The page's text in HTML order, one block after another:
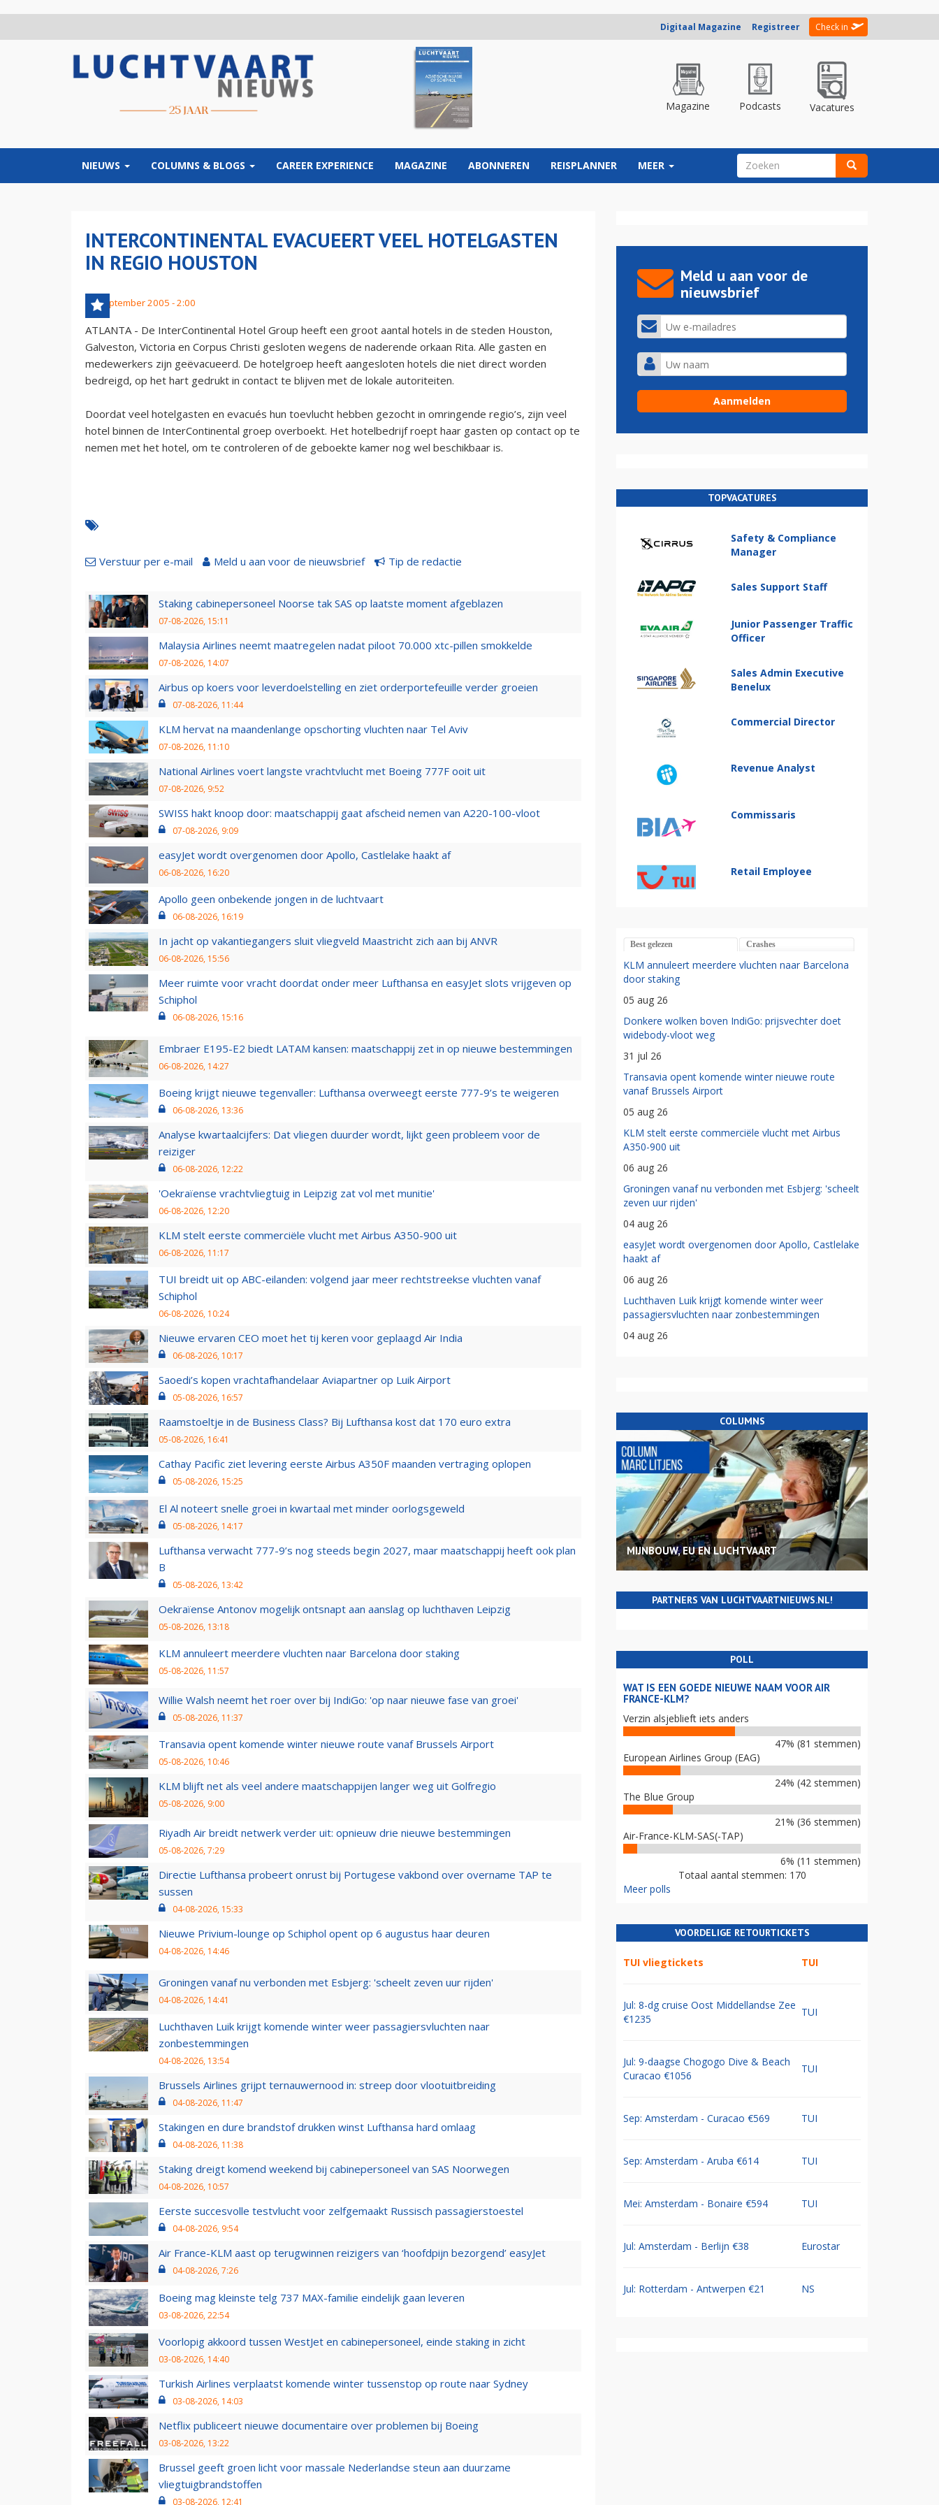
Digitaal Magazine Registreer Check in
Magazine Podcasts Vacatures
NIEUWS COLUMNS & BLOGS CAREER EXPERIENCE MAGAZINE ABONNEREN REISPLANNER MEER ZOEKVELD
INTERCONTINENTAL EVACUEERT VEEL HOTELGASTEN
IN REGIO HOUSTON
23 september 2005 - 2:00
ATLANTA - De InterContinental Hotel Group heeft een groot aantal hotels in de steden Houston,
Galveston, Victoria en Corpus Christi gesloten wegens de naderende orkaan Rita. Alle gasten en
medewerkers zijn geëvacueerd. De hotelgroep heeft aangesloten hotels die niet direct worden
bedreigd, op het hart gedrukt in contact te blijven met de lokale autoriteiten.
Doordat veel hotelgasten en evacués hun toevlucht hebben gezocht in omringende regio’s, zijn veel
hotel binnen de InterContinental groep overboekt. Het hotelbedrijf roept haar gasten op contact op te
nemen met het hotel, om te controleren of de geboekte kamer nog wel beschikbaar is.
Verstuur per e-mail Meld u aan voor de nieuwsbrief Tip de redactie
Staking cabinepersoneel Noorse tak SAS op laatste moment afgeblazen
07-08-2026, 15:11
Malaysia Airlines neemt maatregelen nadat piloot 70.000 xtc-pillen smokkelde
07-08-2026, 14:07
Airbus op koers voor leverdoelstelling en ziet orderportefeuille verder groeien
07-08-2026, 11:44
KLM hervat na maandenlange opschorting vluchten naar Tel Aviv
07-08-2026, 11:10
National Airlines voert langste vrachtvlucht met Boeing 777F ooit uit
07-08-2026, 9:52
SWISS hakt knoop door: maatschappij gaat afscheid nemen van A220-100-vloot
07-08-2026, 9:09
easyJet wordt overgenomen door Apollo, Castlelake haakt af
06-08-2026, 16:20
Apollo geen onbekende jongen in de luchtvaart
06-08-2026, 16:19
In jacht op vakantiegangers sluit vliegveld Maastricht zich aan bij ANVR
06-08-2026, 15:56
Meer ruimte voor vracht doordat onder meer Lufthansa en easyJet slots vrijgeven op
Schiphol
06-08-2026, 15:16
Embraer E195-E2 biedt LATAM kansen: maatschappij zet in op nieuwe bestemmingen
06-08-2026, 14:27
Boeing krijgt nieuwe tegenvaller: Lufthansa overweegt eerste 777-9’s te weigeren
06-08-2026, 13:36
Analyse kwartaalcijfers: Dat vliegen duurder wordt, lijkt geen probleem voor de
reiziger
06-08-2026, 12:22
'Oekraïense vrachtvliegtuig in Leipzig zat vol met munitie'
06-08-2026, 12:20
KLM stelt eerste commerciële vlucht met Airbus A350-900 uit
06-08-2026, 11:17
TUI breidt uit op ABC-eilanden: volgend jaar meer rechtstreekse vluchten vanaf
Schiphol
06-08-2026, 10:24
Nieuwe ervaren CEO moet het tij keren voor geplaagd Air India
06-08-2026, 10:17
Saoedi’s kopen vrachtafhandelaar Aviapartner op Luik Airport
05-08-2026, 16:57
Raamstoeltje in de Business Class? Bij Lufthansa kost dat 170 euro extra
05-08-2026, 16:41
Cathay Pacific ziet levering eerste Airbus A350F maanden vertraging oplopen
05-08-2026, 15:25
El Al noteert snelle groei in kwartaal met minder oorlogsgeweld
05-08-2026, 14:17
Lufthansa verwacht 777-9’s nog steeds begin 2027, maar maatschappij heeft ook plan
B
05-08-2026, 13:42
Oekraïense Antonov mogelijk ontsnapt aan aanslag op luchthaven Leipzig
05-08-2026, 13:18
KLM annuleert meerdere vluchten naar Barcelona door staking
05-08-2026, 11:57
Willie Walsh neemt het roer over bij IndiGo: 'op naar nieuwe fase van groei'
05-08-2026, 11:37
Transavia opent komende winter nieuwe route vanaf Brussels Airport
05-08-2026, 10:46
KLM blijft net als veel andere maatschappijen langer weg uit Golfregio
05-08-2026, 9:00
Riyadh Air breidt netwerk verder uit: opnieuw drie nieuwe bestemmingen
05-08-2026, 7:29
Directie Lufthansa probeert onrust bij Portugese vakbond over overname TAP te
sussen
04-08-2026, 15:33
Nieuwe Privium-lounge op Schiphol opent op 6 augustus haar deuren
04-08-2026, 14:46
Groningen vanaf nu verbonden met Esbjerg: 'scheelt zeven uur rijden'
04-08-2026, 14:41
Luchthaven Luik krijgt komende winter weer passagiersvluchten naar
zonbestemmingen
04-08-2026, 13:54
Brussels Airlines grijpt ternauwernood in: streep door vlootuitbreiding
04-08-2026, 11:47
Stakingen en dure brandstof drukken winst Lufthansa hard omlaag
04-08-2026, 11:38
Staking dreigt komend weekend bij cabinepersoneel van SAS Noorwegen
04-08-2026, 10:57
Eerste succesvolle testvlucht voor zelfgemaakt Russisch passagierstoestel
04-08-2026, 9:54
Air France-KLM aast op terugwinnen reizigers van ‘hoofdpijn bezorgend’ easyJet
04-08-2026, 7:26
Boeing mag kleinste telg 737 MAX-familie eindelijk gaan leveren
03-08-2026, 22:54
Voorlopig akkoord tussen WestJet en cabinepersoneel, einde staking in zicht
03-08-2026, 14:40
Turkish Airlines verplaatst komende winter tussenstop op route naar Sydney
03-08-2026, 14:03
Netflix publiceert nieuwe documentaire over problemen bij Boeing
03-08-2026, 13:22
Brussel geeft groen licht voor massale Nederlandse steun aan duurzame
vliegtuigbrandstoffen
03-08-2026, 12:41
Meld u aan voor de
nieuwsbrief
TOPVACATURES
Safety & Compliance
Manager
Sales Support Staff
Junior Passenger Traffic
Officer
Sales Admin Executive
Benelux
Commercial Director
Revenue Analyst
Commissaris
Retail Employee
Best gelezen Crashes
KLM annuleert meerdere vluchten naar Barcelona
door staking
05 aug 26
Donkere wolken boven IndiGo: prijsvechter doet
widebody-vloot weg
31 jul 26
Transavia opent komende winter nieuwe route
vanaf Brussels Airport
05 aug 26
KLM stelt eerste commerciële vlucht met Airbus
A350-900 uit
06 aug 26
Groningen vanaf nu verbonden met Esbjerg: 'scheelt
zeven uur rijden'
04 aug 26
easyJet wordt overgenomen door Apollo, Castlelake
haakt af
06 aug 26
Luchthaven Luik krijgt komende winter weer
passagiersvluchten naar zonbestemmingen
04 aug 26
COLUMNS
MIJNBOUW, EU EN LUCHTVAART
PARTNERS VAN LUCHTVAARTNIEUWS.NL!
POLL
WAT IS EEN GOEDE NIEUWE NAAM VOOR AIR
FRANCE-KLM?
Verzin alsjeblieft iets anders
47% (81 stemmen)
European Airlines Group (EAG)
24% (42 stemmen)
The Blue Group
21% (36 stemmen)
Air-France-KLM-SAS(-TAP)
6% (11 stemmen)
Totaal aantal stemmen: 170
Meer polls
VOORDELIGE RETOURTICKETS
TUI vliegtickets TUI
Jul: 8-dg cruise Oost Middellandse Zee
€1235
TUI
Jul: 9-daagse Chogogo Dive & Beach
Curacao €1056
TUI
Sep: Amsterdam - Curacao €569 TUI
Sep: Amsterdam - Aruba €614 TUI
Mei: Amsterdam - Bonaire €594 TUI
Jul: Amsterdam - Berlijn €38 Eurostar
Jul: Rotterdam - Antwerpen €21 NS